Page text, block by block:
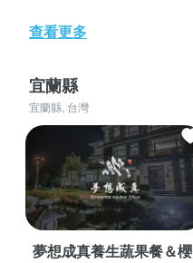
查看更多
宜蘭縣
宜蘭縣, 台灣
夢想成真養生蔬果餐＆櫻